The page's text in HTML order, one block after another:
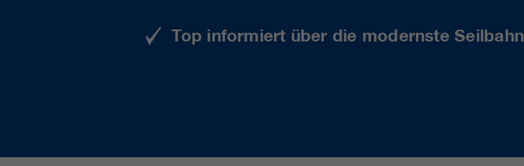
Top informiert über die modernste